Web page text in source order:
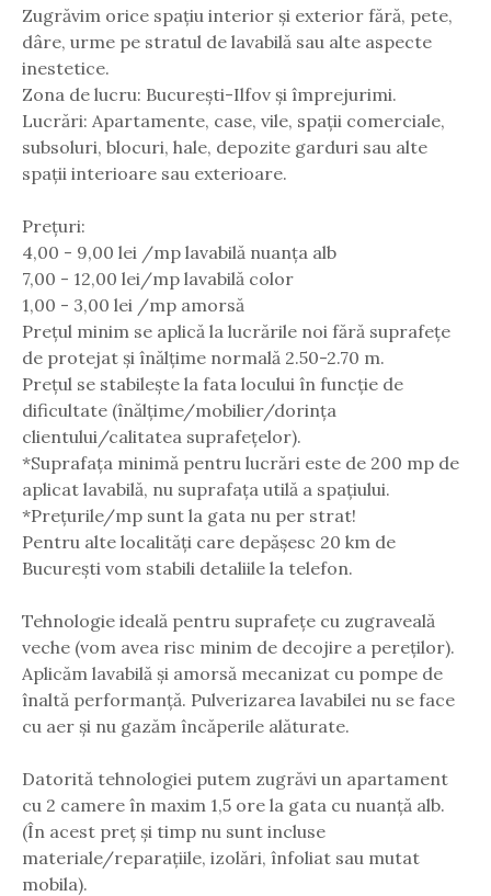
Zugrăvim orice spațiu interior și exterior fără, pete,
dâre, urme pe stratul de lavabilă sau alte aspecte
inestetice.
Zona de lucru: București-Ilfov și împrejurimi.
Lucrări: Apartamente, case, vile, spații comerciale,
subsoluri, blocuri, hale, depozite garduri sau alte
spații interioare sau exterioare.
Prețuri:
4,00 - 9,00 lei /mp lavabilă nuanța alb
7,00 - 12,00 lei/mp lavabilă color
1,00 - 3,00 lei /mp amorsă
Prețul minim se aplică la lucrările noi fără suprafețe
de protejat și înălțime normală 2.50-2.70 m.
Prețul se stabilește la fata locului în funcție de
dificultate (înălțime/mobilier/dorința
clientului/calitatea suprafețelor).
*Suprafața minimă pentru lucrări este de 200 mp de
aplicat lavabilă, nu suprafața utilă a spațiului.
*Prețurile/mp sunt la gata nu per strat!
Pentru alte localități care depășesc 20 km de
București vom stabili detaliile la telefon.
Tehnologie ideală pentru suprafețe cu zugraveală
veche (vom avea risc minim de decojire a pereților).
Aplicăm lavabilă și amorsă mecanizat cu pompe de
înaltă performanță. Pulverizarea lavabilei nu se face
cu aer și nu gazăm încăperile alăturate.
Datorită tehnologiei putem zugrăvi un apartament
cu 2 camere în maxim 1,5 ore la gata cu nuanță alb.
(În acest preț și timp nu sunt incluse
materiale/reparațiile, izolări, înfoliat sau mutat
mobila).